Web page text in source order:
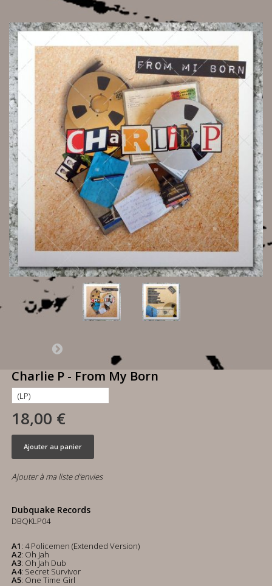
Charlie P - From My Born
18,00 €
Ajouter au panier
Ajouter à ma liste d'envies
Dubquake Records
DBQKLP04
A1: 4 Policemen (Extended Version)
A2: Oh Jah
A3: Oh Jah Dub
A4: Secret Survivor
A5: One Time Girl